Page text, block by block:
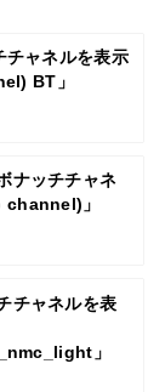
チャネルを表示
BT」
ナッチチャネ
channel)」
チャネルを表
」